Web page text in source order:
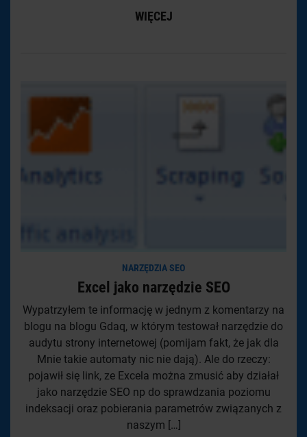
WIĘCEJ
NARZĘDZIA SEO
Excel jako narzędzie SEO
Wypatrzyłem te informację w jednym z komentarzy na
blogu na blogu Gdaq, w którym testował narzędzie do
audytu strony internetowej (pomijam fakt, że jak dla
Mnie takie automaty nic nie dają). Ale do rzeczy:
pojawił się link, ze Excela można zmusić aby działał
jako narzędzie SEO np do sprawdzania poziomu
indeksacji oraz pobierania parametrów związanych z
naszym […]